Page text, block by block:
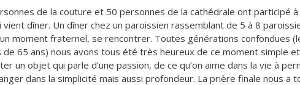
de la couture et 50 personnes de la cathédrale ont participé à
dîner. Un dîner chez un paroissien rassemblant de 5 à 8
moment fraternel, se rencontrer. Toutes générations confondues
de 65 ans) nous avons tous été très heureux de ce moment simple et
un objet qui parle d’une passion, de ce qu’on aime dans la vie à
dans la simplicité mais aussi profondeur. La prière finale nous a